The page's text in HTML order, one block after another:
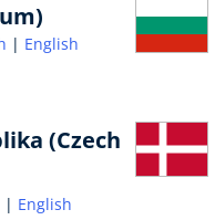
English
(Czech
English